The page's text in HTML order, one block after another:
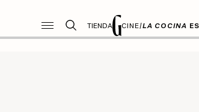
TIENDA CINE/LA COCINA